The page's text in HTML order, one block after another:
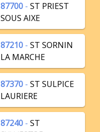
87700 - ST PRIEST
SOUS AIXE
87210 - ST SORNIN
LA MARCHE
87370 - ST SULPICE
LAURIERE
87240 - ST